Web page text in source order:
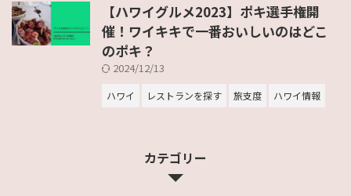
【ハワイグルメ2023】ポキ選手権開
催！ワイキキで一番おいしいのはどこ
のポキ？
2024/12/13
ハワイ レストランを探す 旅支度 ハワイ情報
カテゴリー